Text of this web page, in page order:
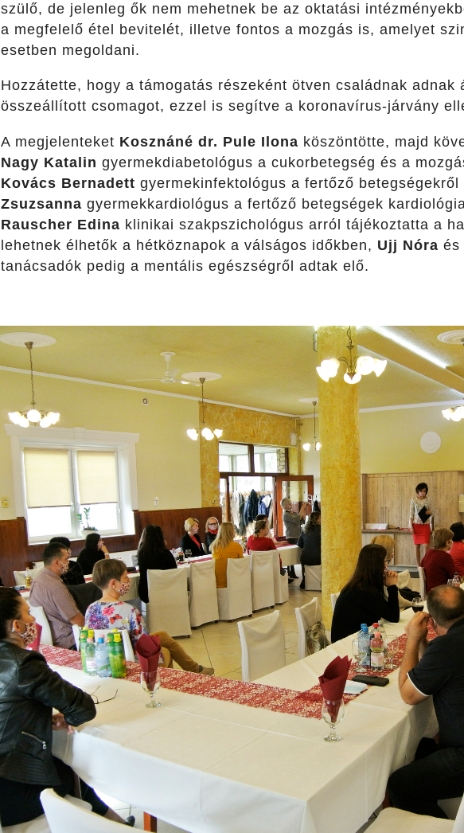
szülő, de jelenleg ők nem mehetnek be az oktatási
a megfelelő étel bevitelét, illetve fontos a mozgás is, amelyet
esetben megoldani.
Hozzátette, hogy a támogatás részeként ötven családnak adnak
összeállított csomagot, ezzel is segítve a koronavírus-járvány
A megjelenteket Kosznáné dr. Pule Ilona köszöntötte, majd
Nagy Katalin gyermekdiabetológus a cukorbetegség és a
Kovács Bernadett gyermekinfektológus a fertőző
Zsuzsanna gyermekkardiológus a fertőző betegségek
Rauscher Edina klinikai szakpszichológus arról tájékoztatta a
lehetnek élhetők a hétköznapok a válságos időkben, Ujj Nóra és
tanácsadók pedig a mentális egészségről adtak elő.